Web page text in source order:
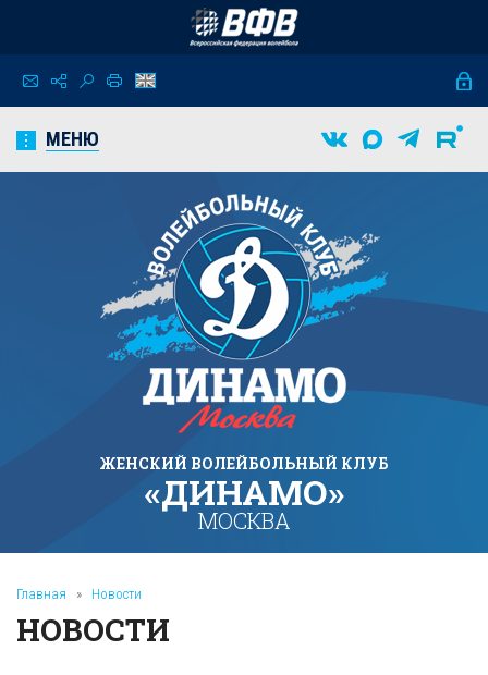
МЕНЮ
ЖЕНСКИЙ ВОЛЕЙБОЛЬНЫЙ КЛУБ
«ДИНАМО»
МОСКВА
Главная » Новости
НОВОСТИ